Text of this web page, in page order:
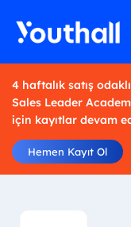
4 haftalık satış
Sales Leader
için kayıtlar devam
Hemen Kayıt Ol